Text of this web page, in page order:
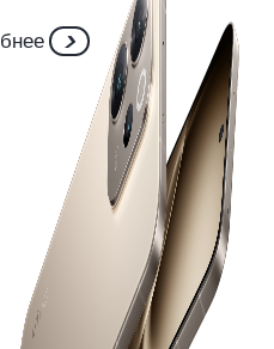
страну/регион